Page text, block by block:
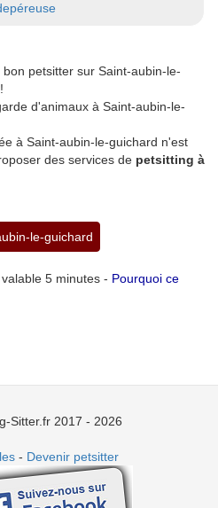
petsitter sur Saint-aubin-le-
d'animaux à Saint-aubin-le-
à Saint-aubin-le-guichard n'est
des services de petsitting à
le-guichard
5 minutes - Pourquoi ce
Sitter.fr 2017 - 2026
- Devenir petsitter